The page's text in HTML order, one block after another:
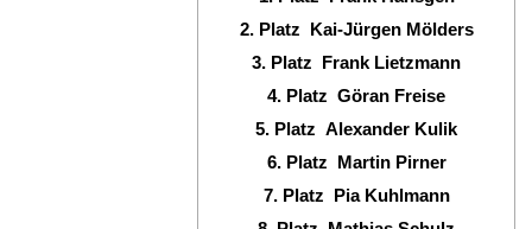
2. Platz Kai-Jürgen Mölders
3. Platz Frank Lietzmann
4. Platz Göran Freise
5. Platz Alexander Kulik
6. Platz Martin Pirner
7. Platz Pia Kuhlmann